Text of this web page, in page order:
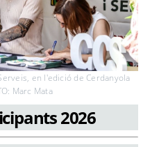
en l'edició de Cerdanyola
Marc Mata
2026